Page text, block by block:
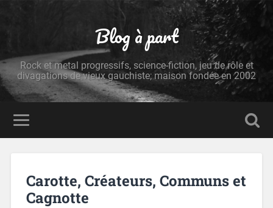
Blog à part
Rock et metal progressifs, science-fiction, jeu de rôle et
divagations de vieux gauchiste; maison fondée en 2002
Carotte, Créateurs, Communs et
Cagnotte